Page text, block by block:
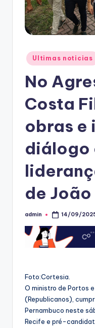
Posted
in
Ultimas noticias
No
Costa
obras e
diálogo
de
Posted
admin 14/09/
Foto:Cortesia.
O ministro de Portos
(Republicanos),
Pernambuco neste
Recife e pré-